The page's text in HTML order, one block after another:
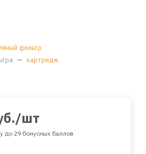
фильтр
— картридж
/шт
до 29 бонусных баллов